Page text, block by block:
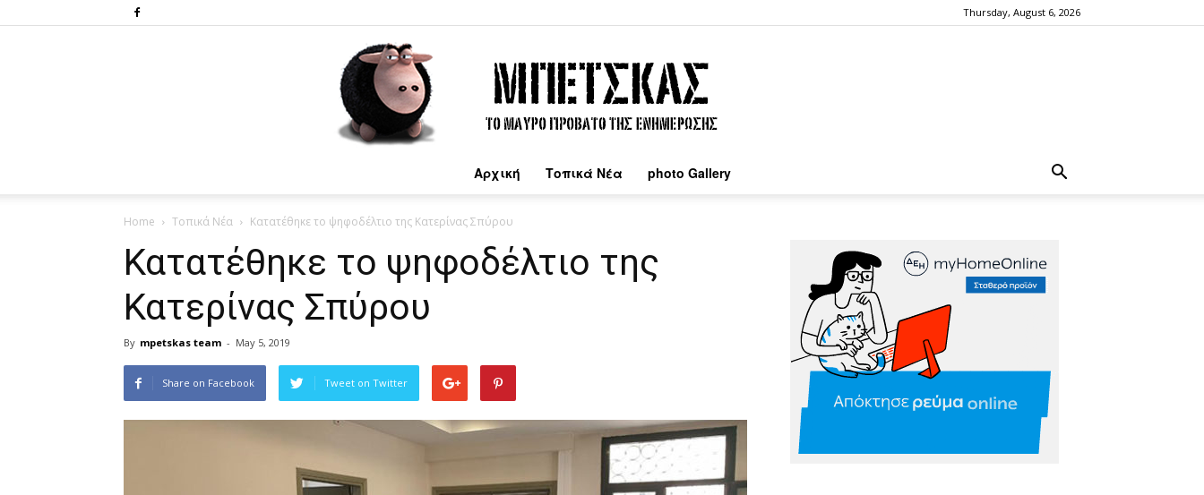
Thursday, August 6, 2026
Αρχική Τοπικά Νέα photo Gallery
Home Τοπικά Νέα Κατατέθηκε το ψηφοδέλτιο της Κατερίνας Σπύρου
Κατατέθηκε το ψηφοδέλτιο της
Κατερίνας Σπύρου
By mpetskas team - May 5, 2019
Share on Facebook Tweet on Twitter